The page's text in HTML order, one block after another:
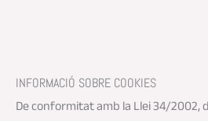
INFORMACIÓ SOBRE COOKIES
De conformitat amb la Llei 34/2002,